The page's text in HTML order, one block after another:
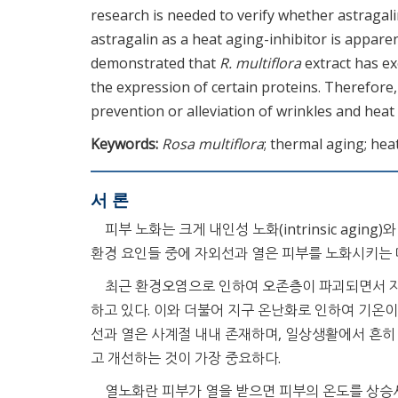
research is needed to verify whether
astragalin as a heat aging-inhibitor is
demonstrated that R. multifloraextract has
the expression of certain proteins.
prevention or alleviation of wrinkles and heat
Keywords: Rosa multiflora; thermal aging;
서 론
피부 노화는 크게 내인성 노화(intrinsic aging)
환경 요인들 중에 자외선과 열은 피부를 노화시키
최근 환경오염으로 인하여 오존층이 파괴되면서
하고 있다. 이와 더불어 지구 온난화로 인하여 기온
선과 열은 사계절 내내 존재하며, 일상생활에서 흔
고 개선하는 것이 가장 중요하다.
열노화란 피부가 열을 받으면 피부의 온도를 상